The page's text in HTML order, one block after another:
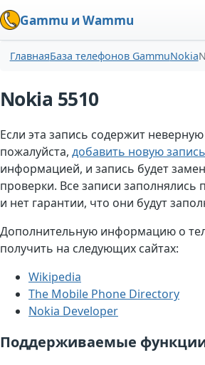
Gammu и Wammu
ГлавнаяБаза телефонов GammuNokia
Nokia 5510
Если эта запись содержит
пожалуйста, добавить новую запись
информацией, и запись будет
проверки. Все записи заполнялись
и нет гарантии, что они будут
Дополнительную информацию о
получить на следующих сайтах:
Wikipedia
The Mobile Phone Directory
Nokia Developer
Поддерживаемые